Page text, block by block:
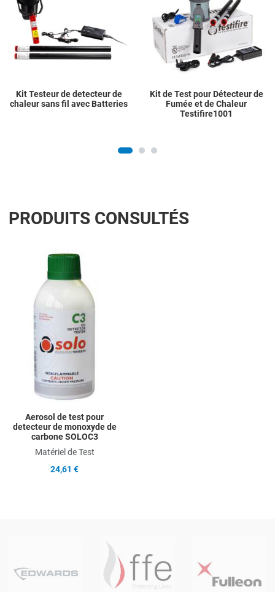
Quick View
Kit Testeur de detecteur de
chaleur sans fil avec Batteries
Kit de Test pour Détecteur de
Fumée et de Chaleur
Testifire1001
PRODUITS CONSULTÉS
Aerosol de test pour
detecteur de monoxyde de
carbone SOLOC3
Matériel de Test
24,61 €